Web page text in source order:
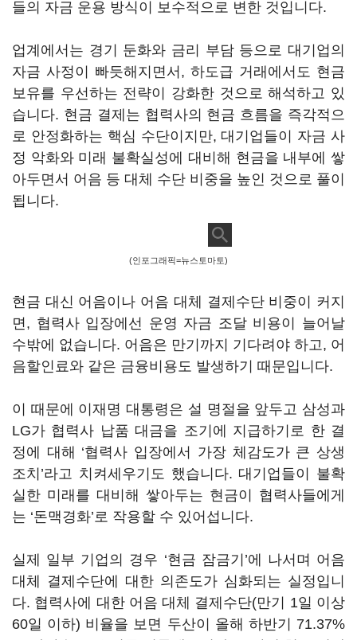
들의 자금 운용 방식이 보수적으로 변한 것입니다.
업계에서는 경기 둔화와 금리 부담 등으로 대기업의
자금 사정이 빠듯해지면서, 하도급 거래에서도 현금
보유를 우선하는 전략이 강화한 것으로 해석하고 있
습니다. 현금 결제는 협력사의 현금 흐름을 즉각적으
로 안정화하는 핵심 수단이지만, 대기업들이 자금 사
정 악화와 미래 불확실성에 대비해 현금을 내부에 쌓
아두면서 어음 등 대체 수단 비중을 높인 것으로 풀이
됩니다.
(인포그래픽=뉴스토마토)
현금 대신 어음이나 어음 대체 결제수단 비중이 커지
면, 협력사 입장에선 운영 자금 조달 비용이 늘어날
수밖에 없습니다. 어음은 만기까지 기다려야 하고, 어
음할인료와 같은 금융비용도 발생하기 때문입니다.
이 때문에 이재명 대통령은 설 명절을 앞두고 삼성과
LG가 협력사 납품 대금을 조기에 지급하기로 한 결
정에 대해 ‘협력사 입장에서 가장 체감도가 큰 상생
조치’라고 치켜세우기도 했습니다. 대기업들이 불확
실한 미래를 대비해 쌓아두는 현금이 협력사들에게
는 ‘돈맥경화’로 작용할 수 있어섭니다.
실제 일부 기업의 경우 ‘현금 잠금기’에 나서며 어음
대체 결제수단에 대한 의존도가 심화되는 실정입니
다. 협력사에 대한 어음 대체 결제수단(만기 1일 이상
60일 이하) 비율을 보면 두산이 올해 하반기 71.37%